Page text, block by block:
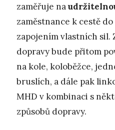
zaměřuje naud
zaměstnance k cestě
zapojením vlastních sil.
dopravy bude přitom
na kole, koloběžce,
bruslích, a dále pak
MHD v kombinaci s
způsobů dopravy.